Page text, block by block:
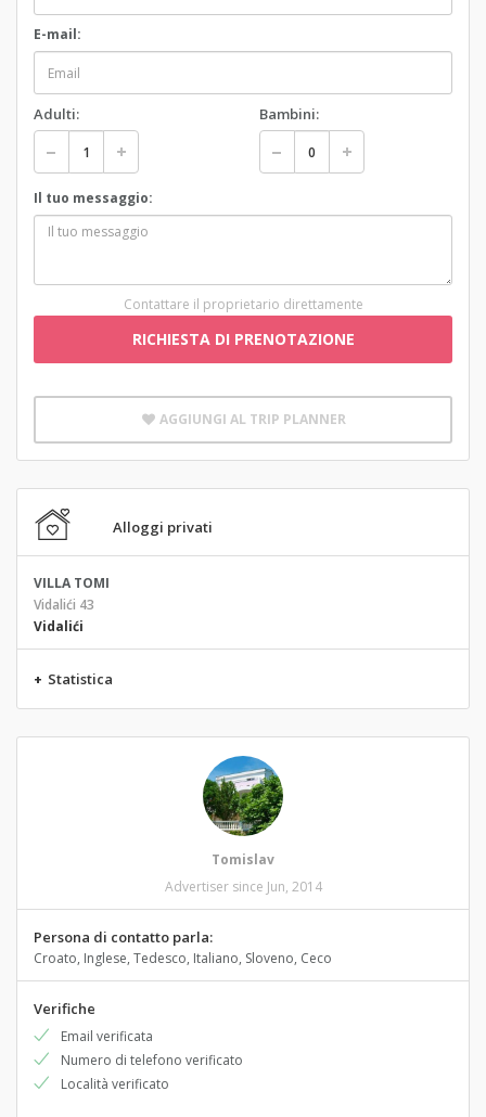
E-mail:
Adulti: Bambini:
Il tuo messaggio:
Contattare il proprietario direttamente
RICHIESTA DI PRENOTAZIONE
AGGIUNGI AL TRIP PLANNER
Alloggi privati
VILLA TOMI
Vidalići 43
Vidalići
+ Statistica
Tomislav
Advertiser since Jun, 2014
Persona di contatto parla:
Croato, Inglese, Tedesco, Italiano, Sloveno, Ceco
Verifiche
Email verificata
Numero di telefono verificato
Località verificato